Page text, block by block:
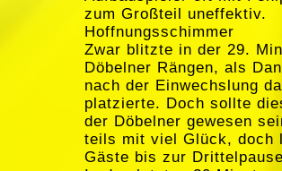
zum Großteil uneffektiv.
Hoffnungsschimmer
Zwar blitzte in der 29.
Döbelner Rängen, als
nach der Einwechslung
platzierte. Doch sollte
der Döbelner gewesen
teils mit viel Glück, doch
Gäste bis zur